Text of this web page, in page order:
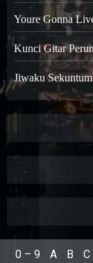
Youre Gonna
Kunci Gitar
Jiwaku
0 – 9 A B C